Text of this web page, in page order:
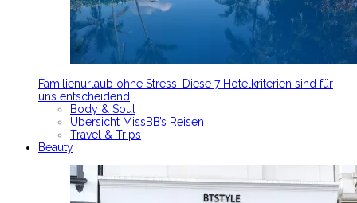
Familienurlaub ohne Stress: Diese 7 Hotelkriterien sind für
uns entscheidend
Body & Soul
Übersicht MissBB’s Reisen
Travel & Trips
Beauty